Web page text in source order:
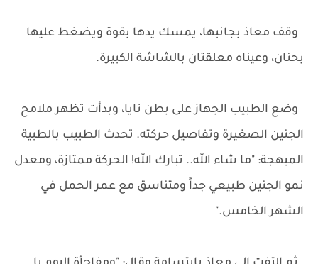
وقف معاذ بجانبها، يمسك يدها بقوة ويضغط عليها
بحنان، وعيناه معلقتان بالشاشة الكبيرة.
وضع الطبيب الجهاز على بطن نايا، وبدأت تظهر ملامح
الجنين الصغيرة وتفاصيل حركته. تحدث الطبيب بالطبية
المبهجة: "ما شاء الله.. تبارك الله! الحركة ممتازة، ومعدل
نمو الجنين طبيعي جداً ومتناسق مع عمر الحمل في
الشهر الخامس."